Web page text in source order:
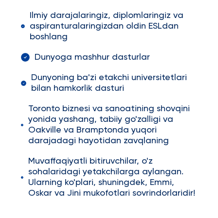
Ilmiy darajalaringiz, diplomlaringiz va
aspiranturalaringizdan oldin ESLdan
boshlang
Dunyoga mashhur dasturlar
Dunyoning ba'zi etakchi universitetlari
bilan hamkorlik dasturi
Toronto biznesi va sanoatining shovqini
yonida yashang, tabiiy go'zalligi va
Oakville va Bramptonda yuqori
darajadagi hayotidan zavqlaning
Muvaffaqiyatli bitiruvchilar, o'z
sohalaridagi yetakchilarga aylangan.
Ularning ko'plari, shuningdek, Emmi,
Oskar va Jini mukofotlari sovrindorlaridir!